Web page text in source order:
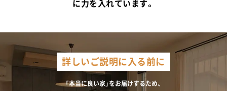
に力を入れています。
詳しいご説明に入る前に
「本当に良い家」をお届けするため、